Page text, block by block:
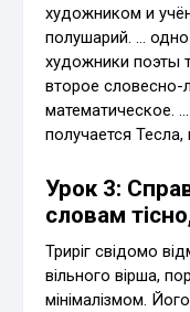
художником и
полушарий. …
художники поэты
второе словесно-
математическое.
получается
Урок 3:
словам
Триріг свідомо
вільного вірша,
мінімалізмом.